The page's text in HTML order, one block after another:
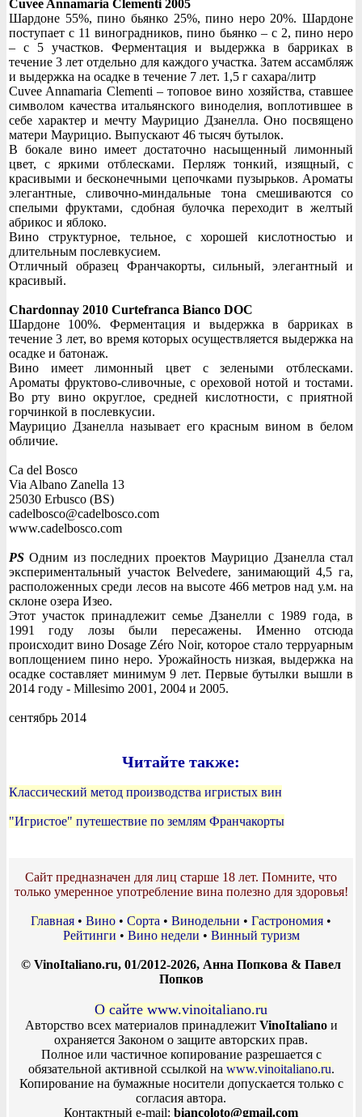
Cuvee Annamaria Clementi 2005
Шардоне 55%, пино бьянко 25%, пино неро 20%. Шардоне
поступает с 11 виноградников, пино бьянко – с 2, пино неро
– с 5 участков. Ферментация и выдержка в барриках в
течение 3 лет отдельно для каждого участка. Затем ассамбляж
и выдержка на осадке в течение 7 лет. 1,5 г сахара/литр
Cuvee Annamaria Clementi – топовое вино хозяйства, ставшее
символом качества итальянского виноделия, воплотившее в
себе характер и мечту Маурицио Дзанелла. Оно посвящено
матери Маурицио. Выпускают 46 тысяч бутылок.
В бокале вино имеет достаточно насыщенный лимонный
цвет, с яркими отблесками. Перляж тонкий, изящный, с
красивыми и бесконечными цепочками пузырьков. Ароматы
элегантные, сливочно-миндальные тона смешиваются со
спелыми фруктами, сдобная булочка переходит в желтый
абрикос и яблоко.
Вино структурное, тельное, с хорошей кислотностью и
длительным послевкусием.
Отличный образец Франчакорты, сильный, элегантный и
красивый.
Chardonnay 2010 Curtefranca Bianco DOC
Шардоне 100%. Ферментация и выдержка в барриках в
течение 3 лет, во время которых осуществляется выдержка на
осадке и батонаж.
Вино имеет лимонный цвет с зелеными отблесками.
Ароматы фруктово-сливочные, с ореховой нотой и тостами.
Во рту вино округлое, средней кислотности, с приятной
горчинкой в послевкусии.
Маурицио Дзанелла называет его красным вином в белом
обличие.
Ca del Bosco
Via Albano Zanella 13
25030 Erbusco (BS)
cadelbosco@cadelbosco.com
www.cadelbosco.com
PS Одним из последних проектов Маурицио Дзанелла стал
экспериментальный участок Belvedere, занимающий 4,5 га,
расположенных среди лесов на высоте 466 метров над у.м. на
склоне озера Изео.
Этот участок принадлежит семье Дзанелли с 1989 года, в
1991 году лозы были пересажены. Именно отсюда
происходит вино Dosage Zéro Noir, которое стало терруарным
воплощением пино неро. Урожайность низкая, выдержка на
осадке составляет минимум 9 лет. Первые бутылки вышли в
2014 году - Millesimo 2001, 2004 и 2005.
сентябрь 2014
Читайте также:
Классический метод производства игристых вин
"Игристое" путешествие по землям Франчакорты
Сайт предназначен для лиц старше 18 лет. Помните, что
только умеренное употребление вина полезно для здоровья!
Главная • Вино • Сорта • Винодельни • Гастрономия •
Рейтинги • Вино недели • Винный туризм
© VinoItaliano.ru, 01/2012-2026, Анна Попкова & Павел
Попков
О сайте www.vinoitaliano.ru
Авторство всех материалов принадлежит VinoItalianoи
охраняется Законом о защите авторских прав.
Полное или частичное копирование разрешается с
обязательной активной ссылкой на www.vinoitaliano.ru.
Копирование на бумажные носители допускается только с
согласия автора.
Контактный e-mail: biancoloto@gmail.com